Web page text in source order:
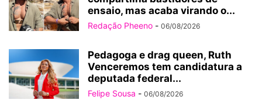
ensaio, mas acaba virando o...
Redação Pheeno - 06/08/2026
Pedagoga e drag queen, Ruth
Venceremos tem candidatura a
deputada federal...
Felipe Sousa - 06/08/2026